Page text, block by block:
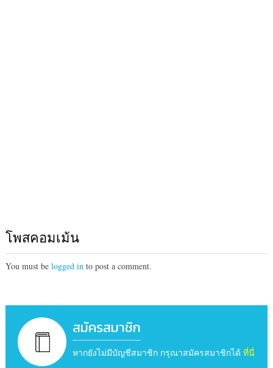
โพสคอมเม้น
You must be logged into post a comment.
สมัครสมาชิก
หากยังไม่มีบัญชีสมาชิก กรุณาสมัครสมาชิกได้ ที่นี่